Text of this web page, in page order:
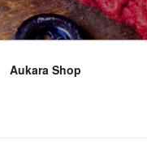
Aukara Shop